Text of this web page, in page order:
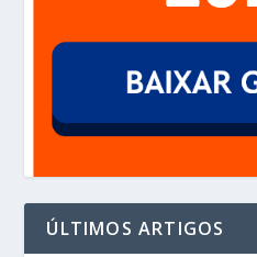
ÚLTIMOS ARTIGOS